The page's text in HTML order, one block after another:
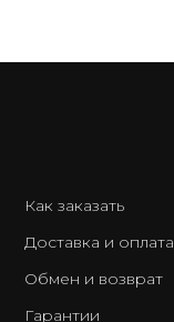
Как заказать
Доставка и оплата
Обмен и возврат
Гарантии